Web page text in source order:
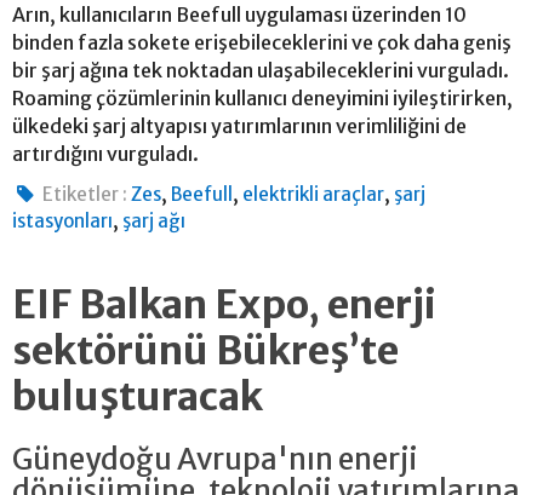
Arın, kullanıcıların Beefull uygulaması üzerinden 10
binden fazla sokete erişebileceklerini ve çok daha geniş
bir şarj ağına tek noktadan ulaşabileceklerini vurguladı.
Roaming çözümlerinin kullanıcı deneyimini iyileştirirken,
ülkedeki şarj altyapısı yatırımlarının verimliliğini de
artırdığını vurguladı.
Etiketler : Zes, Beefull , elektrikli araçlar, şarj
istasyonları, şarj ağı
EIF Balkan Expo, enerji
sektörünü Bükreş’te
buluşturacak
Güneydoğu Avrupa'nın enerji